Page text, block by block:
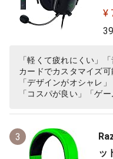
¥
「軽くて疲れにくい」
カードでカスタマイズ可
「デザインがオシャレ
「コスパが良い」「ゲ
3
ッ